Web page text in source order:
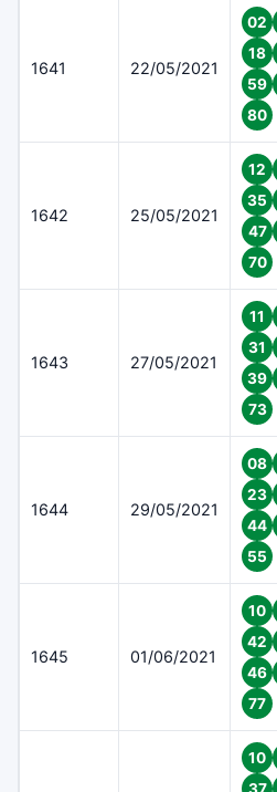
1641 22/05/2021
02
18
59
80
1642 25/05/2021
12
35
47
70
1643 27/05/2021
11
31
39
73
1644 29/05/2021
08
23
44
55
1645 01/06/2021
10
42
46
77
10